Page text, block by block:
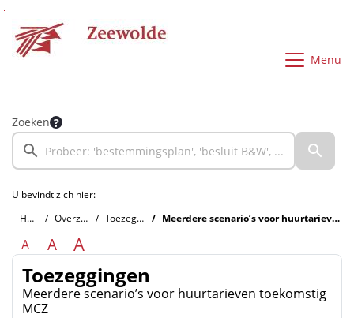
Menu
Zoeken
U bevindt zich hier:
Home
Overzichten Toezeggingen Meerdere scenario’s voor huurtarieven toekomstig MCZ
A A A
Toezeggingen
Meerdere scenario’s voor huurtarieven toekomstig
MCZ